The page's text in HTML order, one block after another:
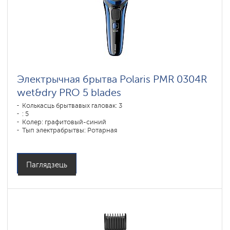
Электрычная брытва Polaris PMR 0304R
wet&dry PRO 5 blades
Колькасць брытвавых галовак: 3
: 5
Колер: графитовый-синий
Тып электрабрытвы: Ротарная
Час зарадкі акумулятара: 1,5
Паглядзець